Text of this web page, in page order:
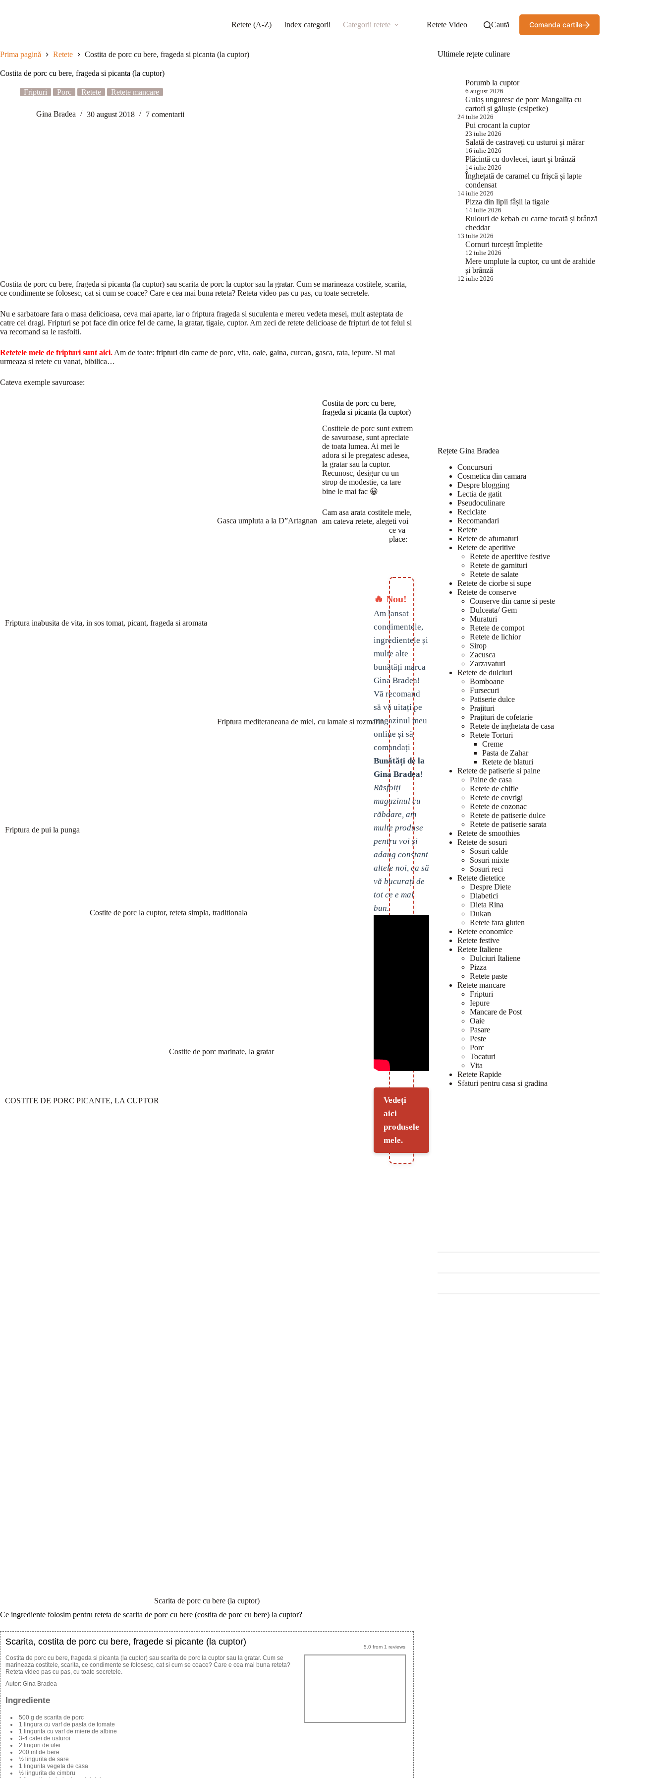
Retete (A-Z) Index categorii Categorii retete Retete Video Caută Comanda cartile
Prima pagină Retete Costita de porc cu bere, frageda si picanta (la cuptor)
Costita de porc cu bere, frageda si picanta (la cuptor)
Fripturi Porc Retete Retete mancare
Gina Bradea 30 august 2018 7 comentarii
Costita de porc cu bere, frageda si picanta (la cuptor) sau scarita de porc la cuptor sau la gratar. Cum se marineaza costitele, scarita,
ce condimente se folosesc, cat si cum se coace? Care e cea mai buna reteta? Reteta video pas cu pas, cu toate secretele.
Nu e sarbatoare fara o masa delicioasa, ceva mai aparte, iar o friptura frageda si suculenta e mereu vedeta mesei, mult asteptata de
catre cei dragi. Fripturi se pot face din orice fel de carne, la gratar, tigaie, cuptor. Am zeci de retete delicioase de fripturi de tot felul si
va recomand sa le rasfoiti.
Retetele mele de fripturi sunt aici. Am de toate: fripturi din carne de porc, vita, oaie, gaina, curcan, gasca, rata, iepure. Si mai
urmeaza si retete cu vanat, bibilica…
Cateva exemple savuroase:
Friptura inabusita de vita, in sos tomat, picant, frageda si aromata
Gasca umpluta a la D”Artagnan
Friptura mediteraneana de miel, cu lamaie si rozmarin
Friptura de pui la punga
Costita de porc cu bere,
frageda si picanta (la cuptor)
Costitele de porc sunt extrem
de savuroase, sunt apreciate
de toata lumea. Ai mei le
adora si le pregatesc adesea,
la gratar sau la cuptor.
Recunosc, desigur cu un
strop de modestie, ca tare
bine le mai fac 😀
Cam asa arata costitele mele,
am cateva retete, alegeti voi
ce va
place:
Costite de porc la cuptor, reteta simpla, traditionala
COSTITE DE PORC PICANTE, LA CUPTOR
Costite de porc marinate, la gratar
🔥 Nou!
Am lansat
condimentele,
ingredientele și
multe alte
bunătăți marca
Gina Bradea!
Vă recomand
să vă uitați pe
magazinul meu
online și să
comandați
Bunătăți de la
Gina Bradea!
Răsfoiți
magazinul cu
răbdare, am
multe produse
pentru voi și
adaug constant
altele noi, ca să
vă bucurați de
tot ce e mai
bun.
Vedeți
aici
produsele
mele.
Scarita de porc cu bere (la cuptor)
Ce ingrediente folosim pentru reteta de scarita de porc cu bere (costita de porc cu bere) la cuptor?
5.0 from 1 reviews
Scarita, costita de porc cu bere, fragede si picante (la cuptor)
Costita de porc cu bere, frageda si picanta (la cuptor) sau scarita de porc la cuptor sau la gratar. Cum se
marineaza costitele, scarita, ce condimente se folosesc, cat si cum se coace? Care e cea mai buna reteta?
Reteta video pas cu pas, cu toate secretele.
Autor: Gina Bradea
Ingrediente
500 g de scarita de porc
1 lingura cu varf de pasta de tomate
1 lingurita cu varf de miere de albine
3-4 catei de usturoi
2 linguri de ulei
200 ml de bere
½ lingurita de sare
1 lingurita vegeta de casa
½ lingurita de cimbru
Ultimele rețete culinare
Porumb la cuptor
6 august 2026
Gulaș unguresc de porc Mangalița cu
cartofi și găluște (csipetke)
24 iulie 2026
Pui crocant la cuptor
23 iulie 2026
Salată de castraveți cu usturoi și mărar
16 iulie 2026
Plăcintă cu dovlecei, iaurt și brânză
14 iulie 2026
Înghețată de caramel cu frișcă și lapte
condensat
14 iulie 2026
Pizza din lipii fâșii la tigaie
14 iulie 2026
Rulouri de kebab cu carne tocată și brânză
cheddar
13 iulie 2026
Cornuri turcești împletite
12 iulie 2026
Mere umplute la cuptor, cu unt de arahide
și brânză
12 iulie 2026
Rețete Gina Bradea
Concursuri
Cosmetica din camara
Despre blogging
Lectia de gatit
Pseudoculinare
Reciclate
Recomandari
Retete
Retete de afumaturi
Retete de aperitive
Retete de aperitive festive
Retete de garnituri
Retete de salate
Retete de ciorbe si supe
Retete de conserve
Conserve din carne si peste
Dulceata/ Gem
Muraturi
Retete de compot
Retete de lichior
Sirop
Zacusca
Zarzavaturi
Retete de dulciuri
Bomboane
Fursecuri
Patiserie dulce
Prajituri
Prajituri de cofetarie
Retete de inghetata de casa
Retete Torturi
Creme
Pasta de Zahar
Retete de blaturi
Retete de patiserie si paine
Paine de casa
Retete de chifle
Retete de covrigi
Retete de cozonac
Retete de patiserie dulce
Retete de patiserie sarata
Retete de smoothies
Retete de sosuri
Sosuri calde
Sosuri mixte
Sosuri reci
Retete dietetice
Despre Diete
Diabetici
Dieta Rina
Dukan
Retete fara gluten
Retete economice
Retete festive
Retete Italiene
Dulciuri Italiene
Pizza
Retete paste
Retete mancare
Fripturi
Iepure
Mancare de Post
Oaie
Pasare
Peste
Porc
Tocaturi
Vita
Retete Rapide
Sfaturi pentru casa si gradina